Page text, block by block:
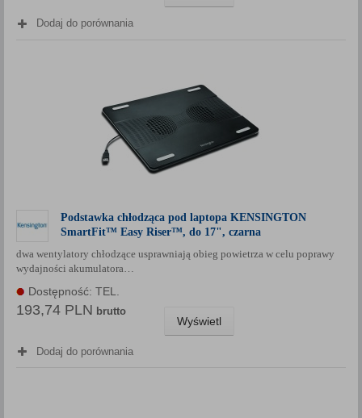
Dodaj do porównania
Podstawka chłodząca pod laptopa KENSINGTON
SmartFit™ Easy Riser™, do 17", czarna
dwa wentylatory chłodzące usprawniają obieg powietrza w celu poprawy
wydajności akumulatora…
Dostępność: TEL.
193,74 PLN brutto
Wyświetl
Dodaj do porównania